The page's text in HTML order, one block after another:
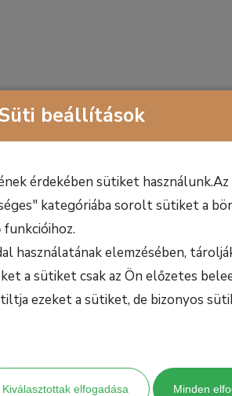
Süti beállítások
érdekében sütiket
kategóriába sorolt sütiket a
használatának elemzésében,
a sütiket csak az Ön előzetes
ezeket a sütiket, de bizonyos
Kiválasztottak elfogadása Minden